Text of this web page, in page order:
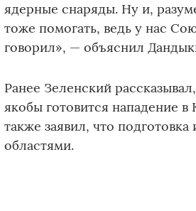
ядерные снаряды. Ну и,
тоже помогать, ведь у нас
говорил», — объяснил
Ранее Зеленский
якобы готовится нападение
также заявил, что
областями.